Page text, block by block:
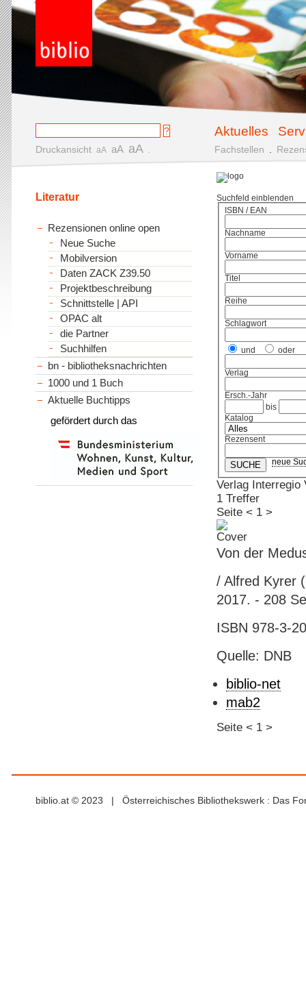
Aktuelles
Druckansicht aA aA aA Fachstellen
Suchfeld einblenden
ISBN / EAN
Nachname
Vorname
Titel
Reihe
Schlagwort
und oder
Verlag
Ersch.-Jahr
bis
Katalog
Rezensent
neue
Verlag Interregio
1 Treffer
Seite < 1 >
Von der
/ Alfred Kyrer
2017. - 208
ISBN 978-3-
Quelle: DNB
biblio-net
mab2
Seite < 1 >
Literatur
Rezensionen online open
Neue Suche
Mobilversion
Daten ZACK Z39.50
Projektbeschreibung
Schnittstelle | API
OPAC alt
die Partner
Suchhilfen
bn - bibliotheksnachrichten
1000 und 1 Buch
Aktuelle Buchtipps
gefördert durch das
biblio.at © 2023 | Österreichisches Bibliothekswerk : Das